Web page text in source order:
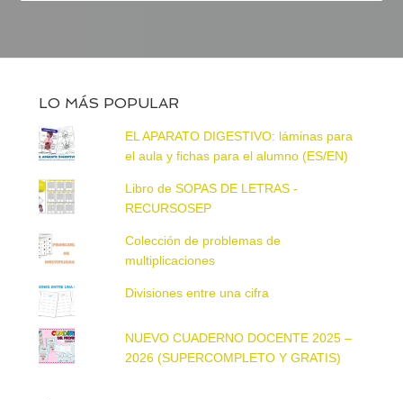
LO MÁS POPULAR
EL APARATO DIGESTIVO: láminas para
el aula y fichas para el alumno (ES/EN)
Libro de SOPAS DE LETRAS -
RECURSOSEP
Colección de problemas de
multiplicaciones
Divisiones entre una cifra
NUEVO CUADERNO DOCENTE 2025 –
2026 (SUPERCOMPLETO Y GRATIS)